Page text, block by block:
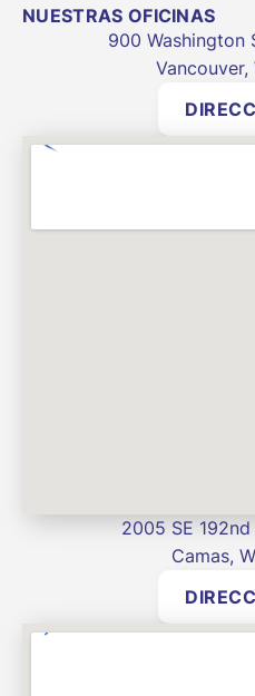
NUESTRAS OFICINAS
900 Washington
2005 SE
Camas,